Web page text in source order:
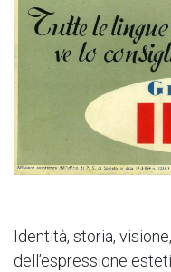
Identità, storia,
dell’espressione